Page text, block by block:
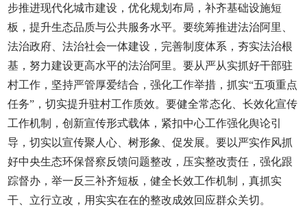
步推进现代化城市建设，优化规划布局，补齐基础设施短
板，提升生态品质与公共服务水平。要统筹推进法治阿里、
法治政府、法治社会一体建设，完善制度体系，夯实法治根
基，努力建设更高水平的法治阿里。要从严从实抓好干部驻
村工作，坚持严管厚爱结合，强化工作举措，抓实“五项重点
任务”，切实提升驻村工作质效。要健全常态化、长效化宣传
工作机制，创新宣传形式载体，紧扣中心工作强化舆论引
导，切实以宣传聚人心、树形象、促发展。要以严实作风抓
好中央生态环保督察反馈问题整改，压实整改责任，强化跟
踪督办，举一反三补齐短板，健全长效工作机制，真抓实
干、立行立改，用实实在在的整改成效回应群众关切。